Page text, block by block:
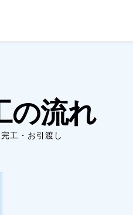
の流れ
工・お引渡し